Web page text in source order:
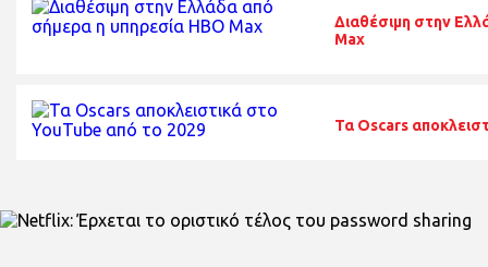
Διαθέσιμη στην
Max
Τα Oscars